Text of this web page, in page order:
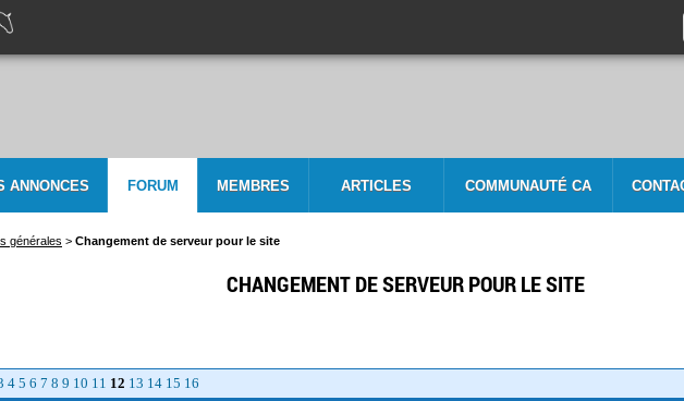
ANNONCES FORUM MEMBRES ARTICLES COMMUNAUTÉ CA
générales > Changement de serveur pour le site
CHANGEMENT DE SERVEUR POUR LE SITE
4 5 6 7 8 9 10 11 12 13 14 15 16